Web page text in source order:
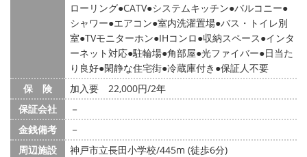
ローリング CATV システムキッチン バルコニー
シャワー エアコン 室内洗濯置場 バス・トイレ別
室 TVモニターホン IHコンロ 収納スペース インタ
ーネット対応 駐輪場 角部屋 光ファイバー 日当た
り良好 閑静な住宅街 冷蔵庫付き 保証人不要
保 険
加入要 22,000円/2年
保証会社
－
金銭備考
－
周辺施設
神戸市立長田小学校/445m (徒歩6分)